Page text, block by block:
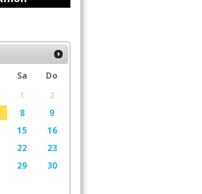
Sa
Do
1
2
8
9
15
16
22
23
29
30